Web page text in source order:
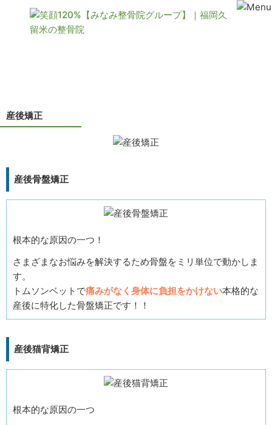
産後矯正
産後骨盤矯正
根本的な原因の一つ！
さまざまなお悩みを解決するため骨盤をミリ単位で動かしま
す。
トムソンベットで痛みがなく身体に負担をかけない本格的な
産後に特化した骨盤矯正です！！
産後猫背矯正
根本的な原因の一つ